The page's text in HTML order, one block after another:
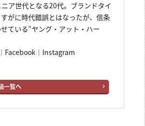
ア世代となる20代。ブランドタイ
がに時代錯誤とはなったが、信条
ている“ヤング・アット・ハー
Facebook｜ Instagram
一覧へ